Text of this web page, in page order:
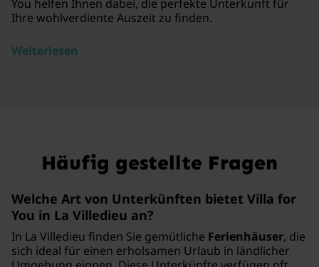
You helfen Ihnen dabei, die perfekte Unterkunft für
Ihre wohlverdiente Auszeit zu finden.
Weiterlesen
Häufig gestellte Fragen
Welche Art von Unterkünften bietet Villa for
You in La Villedieu an?
In La Villedieu finden Sie gemütliche Ferienhäuser, die
sich ideal für einen erholsamen Urlaub in ländlicher